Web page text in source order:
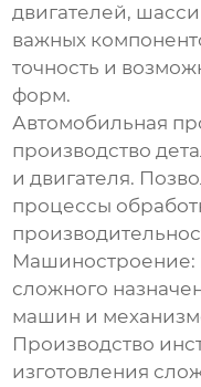
двигателей,
важных
точность и
форм.
Автомобильная
производство
и двигателя.
процессы
Машиностроение:
сложного
машин и
Производство
изготовления